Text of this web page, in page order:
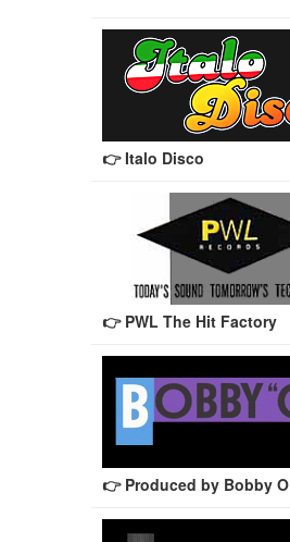
👉 Italo Disco
👉 PWL The Hit Factory
👉 Produced by Bobby O